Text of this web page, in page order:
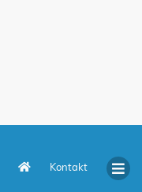
Kontakt
26.04.2026